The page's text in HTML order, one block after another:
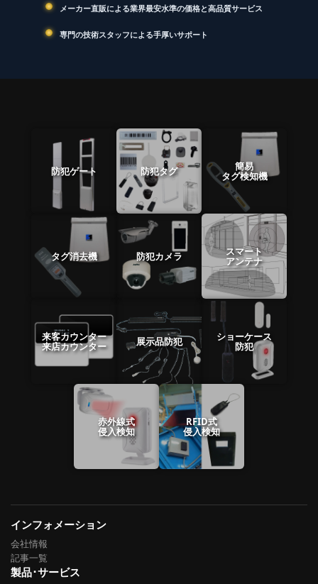
メーカー直販による業界最安水準の価格と高品質サービス
専門の技術スタッフによる手厚いサポート
防犯ゲート 防犯タグ 簡易
タグ検知機
タグ消去機 防犯カメラ スマート
アンテナ
来客カウンター
来店カウンター 展示品防犯 ショーケース
防犯
赤外線式
侵入検知
RFID式
侵入検知
インフォメーション
会社情報
記事一覧
製品･サービス